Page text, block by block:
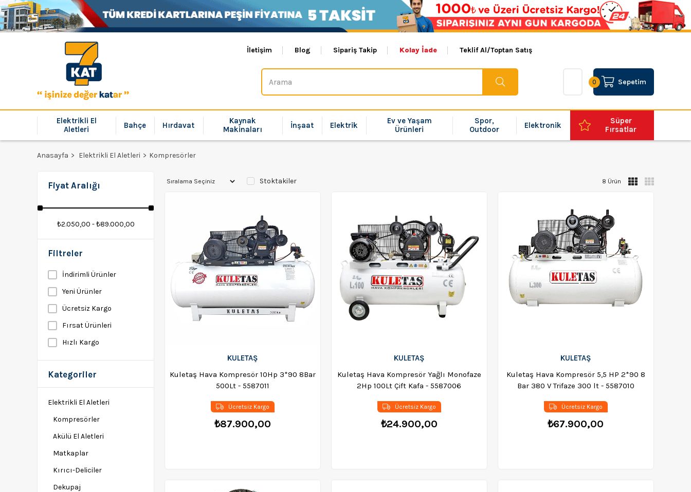
İletişim Blog Sipariş Takip Kolay İade Teklif Al/Toptan Satış
Sepetim
0
Elektrikli El
Aletleri
Bahçe Hırdavat
Kaynak
Makinaları
İnşaat Elektrik
Ev ve Yaşam
Ürünleri
Spor,
Outdoor
Elektronik
Süper
Fırsatlar
Anasayfa Elektrikli El Aletleri Kompresörler
Fiyat Aralığı
₺2.050,00 - ₺89.000,00
Filtreler
İndirimli Ürünler
Yeni Ürünler
Ücretsiz Kargo
Fırsat Ürünleri
Hızlı Kargo
Kategoriler
Elektrikli El Aletleri
Kompresörler
Akülü El Aletleri
Matkaplar
Kırıcı-Deliciler
Dekupaj
Stoktakiler 8 Ürün
KULETAŞ
Kuletaş Hava Kompresör 10Hp 3*90 8Bar
500Lt - 5587011
₺87.900,00
Ücretsiz Kargo
KULETAŞ
Kuletaş Hava Kompresör Yağlı Monofaze
2Hp 100Lt Çift Kafa - 5587006
₺24.900,00
Ücretsiz Kargo
KULETAŞ
Kuletaş Hava Kompresör 5,5 HP 2*90 8
Bar 380 V Trifaze 300 lt - 5587010
₺67.900,00
Ücretsiz Kargo